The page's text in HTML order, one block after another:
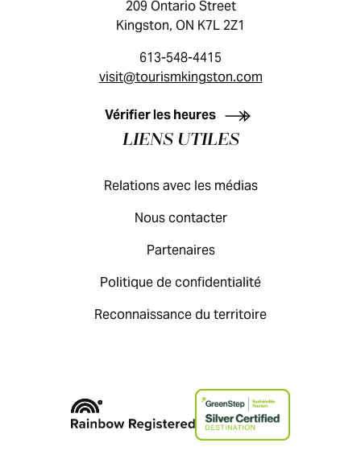
GUIDE DES VISITEURS
209 Ontario Street
Kingston, ON K7L 2Z1
613-548-4415
visit@tourismkingston.com
Vérifier les heures
LIENS UTILES
Relations avec les médias
Nous contacter
Partenaires
Politique de confidentialité
Reconnaissance du territoire